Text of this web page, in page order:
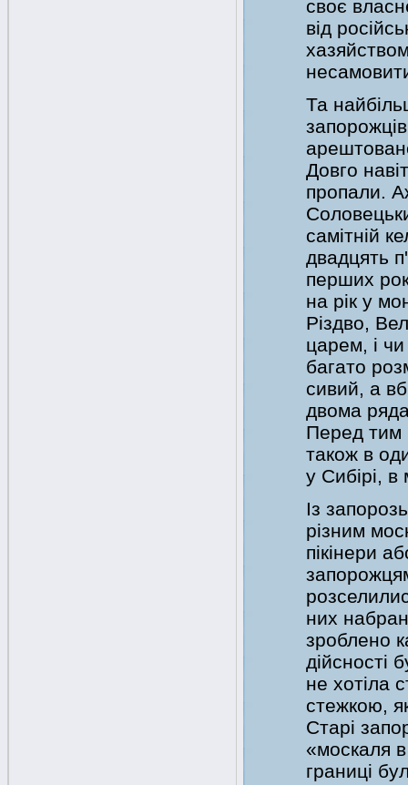
своє
від
Та
Довго
пропали.
самітній
двадцять
перших
на рік у
Різдво,
царем, і
багато
сивий, а
двома
Перед тим
також в
у Сибірі, в
Із
різним
пікінери
них
зроблено
дійсності
не хотіла
стежкою,
Старі
«москаля
границі